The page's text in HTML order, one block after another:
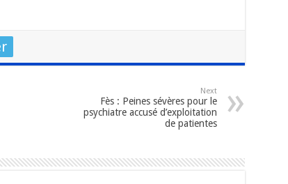
Next
Fès : Peines sévères pour le
psychiatre accusé d’exploitation
de patientes